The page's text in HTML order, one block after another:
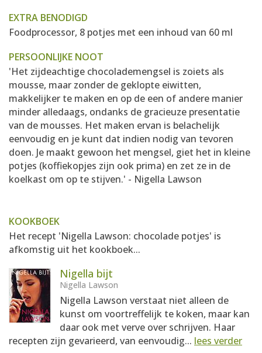
EXTRA BENODIGD
Foodprocessor, 8 potjes met een inhoud van 60 ml
PERSOONLIJKE NOOT
'Het zijdeachtige chocolademengsel is zoiets als
mousse, maar zonder de geklopte eiwitten,
makkelijker te maken en op de een of andere manier
minder alledaags, ondanks de gracieuze presentatie
van de mousses. Het maken ervan is belachelijk
eenvoudig en je kunt dat indien nodig van tevoren
doen. Je maakt gewoon het mengsel, giet het in kleine
potjes (koffiekopjes zijn ook prima) en zet ze in de
koelkast om op te stijven.' - Nigella Lawson
KOOKBOEK
Het recept 'Nigella Lawson: chocolade potjes' is
afkomstig uit het kookboek...
Nigella bijt
Nigella Lawson
Nigella Lawson verstaat niet alleen de
kunst om voortreffelijk te koken, maar kan
daar ook met verve over schrijven. Haar
recepten zijn gevarieerd, van eenvoudig... lees verder